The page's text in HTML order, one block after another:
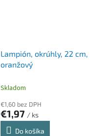
Lampión, okrúhly, 22 cm,
oranžový
Skladom
€1,60 bez DPH
€1,97 / ks
Do košíka